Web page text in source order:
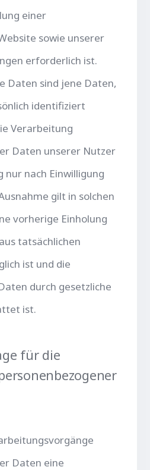
einer
sowie unserer
erforderlich ist.
Daten sind jene Daten,
identifiziert
Verarbeitung
Daten unserer Nutzer
nach Einwilligung
gilt in solchen
vorherige Einholung
tatsächlichen
ist und die
durch gesetzliche
ist.
für die
Daten eine